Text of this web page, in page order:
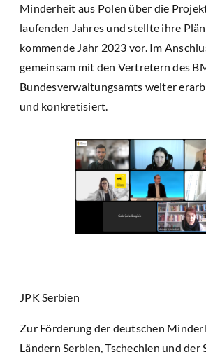
Minderheit aus Polen über die
laufenden Jahres und stellte ihre
kommende Jahr 2023 vor. Im
gemeinsam mit den Vertretern des
Bundesverwaltungsamts weiter
und konkretisiert.
JPK Serbien
Zur Förderung der deutschen
Ländern Serbien, Tschechien und der